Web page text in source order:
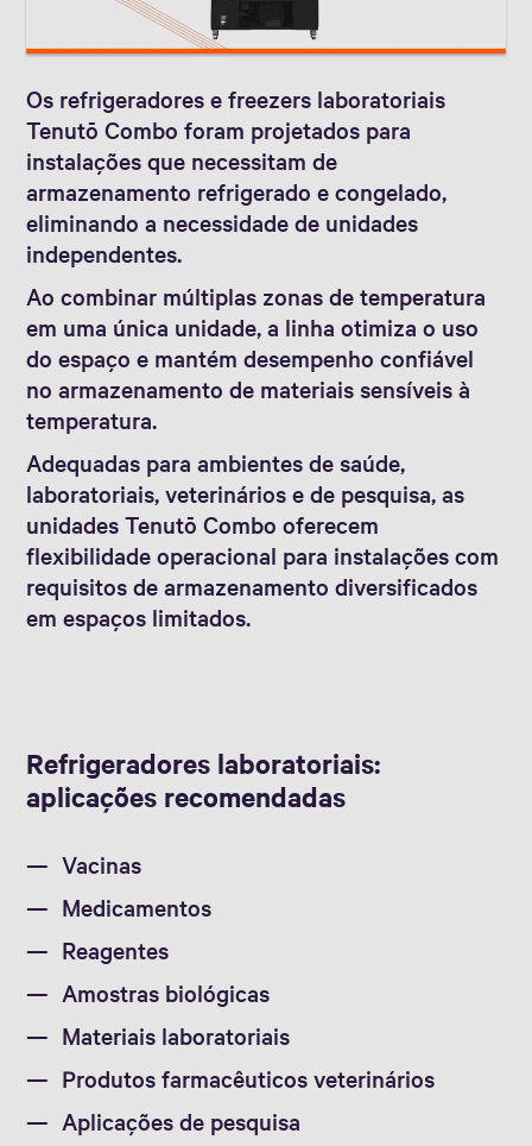
Os refrigeradores e freezers laboratoriais
Tenutō Combo foram projetados para
instalações que necessitam de
armazenamento refrigerado e congelado,
eliminando a necessidade de unidades
independentes.
Ao combinar múltiplas zonas de temperatura
em uma única unidade, a linha otimiza o uso
do espaço e mantém desempenho confiável
no armazenamento de materiais sensíveis à
temperatura.
Adequadas para ambientes de saúde,
laboratoriais, veterinários e de pesquisa, as
unidades Tenutō Combo oferecem
flexibilidade operacional para instalações com
requisitos de armazenamento diversificados
em espaços limitados.
Refrigeradores laboratoriais:
aplicações recomendadas
Vacinas
Medicamentos
Reagentes
Amostras biológicas
Materiais laboratoriais
Produtos farmacêuticos veterinários
Aplicações de pesquisa